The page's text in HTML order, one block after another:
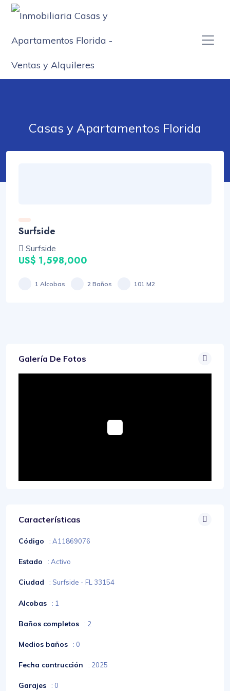
Casas y Apartamentos Florida
Surfside
Surfside
US$ 1,598,000
1 Alcobas 2 Baños 101 M2
Galería De Fotos
Características
Código : A11869076
Estado : Activo
Ciudad : Surfside - FL 33154
Alcobas : 1
Baños completos : 2
Medios baños : 0
Fecha contrucción : 2025
Garajes : 0